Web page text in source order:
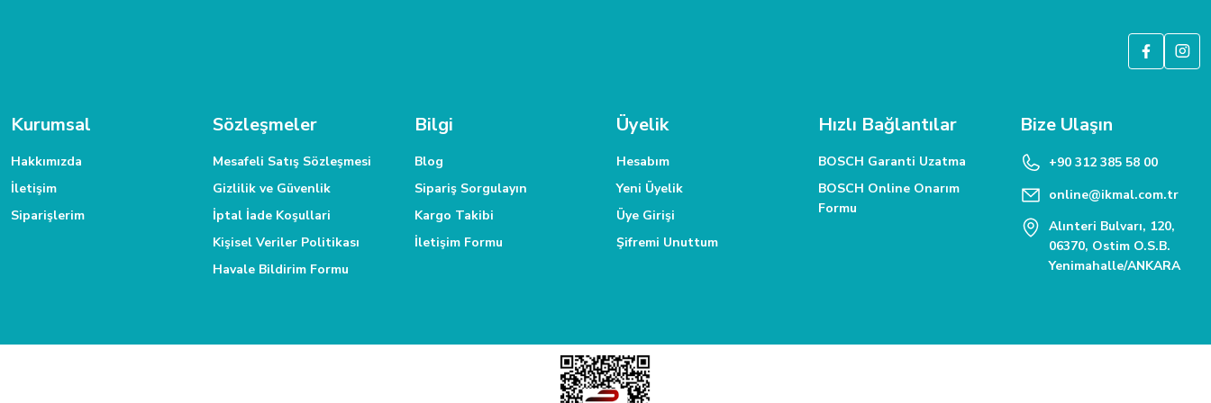
Kurumsal
Hakkımızda
İletişim
Siparişlerim
Sözleşmeler
Mesafeli Satış Sözleşmesi
Gizlilik ve Güvenlik
İptal İade Koşullari
Kişisel Veriler Politikası
Havale Bildirim Formu
Bilgi
Blog
Sipariş Sorgulayın
Kargo Takibi
İletişim Formu
Üyelik
Hesabım
Yeni Üyelik
Üye Girişi
Şifremi Unuttum
Hızlı Bağlantılar
BOSCH Garanti Uzatma
BOSCH Online Onarım
Formu
Bize Ulaşın
+90 312 385 58 00
online@ikmal.com.tr
Alınteri Bulvarı, 120,
06370, Ostim O.S.B.
Yenimahalle/ANKARA